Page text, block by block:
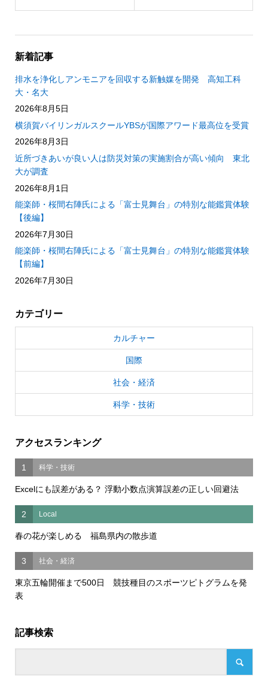
新着記事
排水を浄化しアンモニアを回収する新触媒を開発 高知工科
大・名大
2026年8月5日
横須賀バイリンガルスクールYBSが国際アワード最高位を受賞
2026年8月3日
近所づきあいが良い人は防災対策の実施割合が高い傾向 東北
大が調査
2026年8月1日
能楽師・桜間右陣氏による「富士見舞台」の特別な能鑑賞体験
【後編】
2026年7月30日
能楽師・桜間右陣氏による「富士見舞台」の特別な能鑑賞体験
【前編】
2026年7月30日
カテゴリー
カルチャー
国際
社会・経済
科学・技術
アクセスランキング
1 科学・技術
Excelにも誤差がある？ 浮動小数点演算誤差の正しい回避法
2 Local
春の花が楽しめる 福島県内の散歩道
3 社会・経済
東京五輪開催まで500日 競技種目のスポーツピトグラムを発
表
記事検索